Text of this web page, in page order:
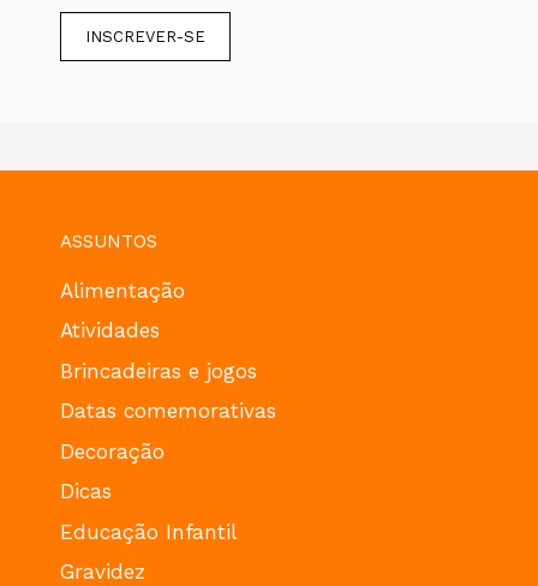
ASSUNTOS
Alimentação
Atividades
Brincadeiras e jogos
Datas comemorativas
Decoração
Dicas
Educação Infantil
Gravidez